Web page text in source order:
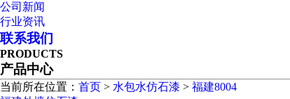
公司新闻
行业资讯
联系我们
PRODUCTS
产品中心
当前所在位置： 首页 > 水包水仿石漆 > 福建8004